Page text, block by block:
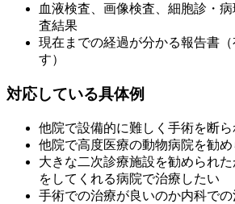
血液検査、画像検査、細胞診・
査結果
現在までの経過が分かる報告書
す）
対応している具体例
他院で設備的に難しく手術を断ら
他院で高度医療の動物病院を勧め
大きな二次診療施設を勧められ
をしてくれる病院で治療したい
手術での治療が良いのか内科で